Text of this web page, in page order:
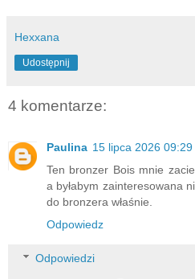
Hexxana
Udostępnij
4 komentarze:
Paulina 15 lipca 2026 09:29
Ten bronzer Bois mnie
a byłabym zainteresowana
do bronzera właśnie.
Odpowiedz
Odpowiedzi